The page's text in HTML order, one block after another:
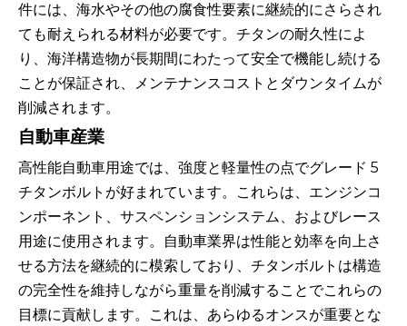
件には、海水やその他の腐食性要素に継続的にさらされ
ても耐えられる材料が必要です。チタンの耐久性によ
り、海洋構造物が長期間にわたって安全で機能し続ける
ことが保証され、メンテナンスコストとダウンタイムが
削減されます。
自動車産業
高性能自動車用途では、強度と軽量性の点でグレード 5
チタンボルトが好まれています。これらは、エンジンコ
ンポーネント、サスペンションシステム、およびレース
用途に使用されます。自動車業界は性能と効率を向上さ
せる方法を継続的に模索しており、チタンボルトは構造
の完全性を維持しながら重量を削減することでこれらの
目標に貢献します。これは、あらゆるオンスが重要とな